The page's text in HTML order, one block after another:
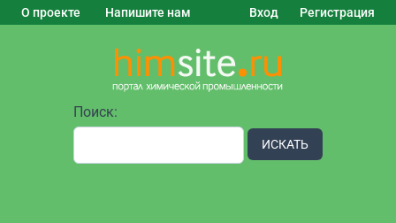
О проекте Напишите нам Вход Регистрация
Поиск:
ИСКАТЬ